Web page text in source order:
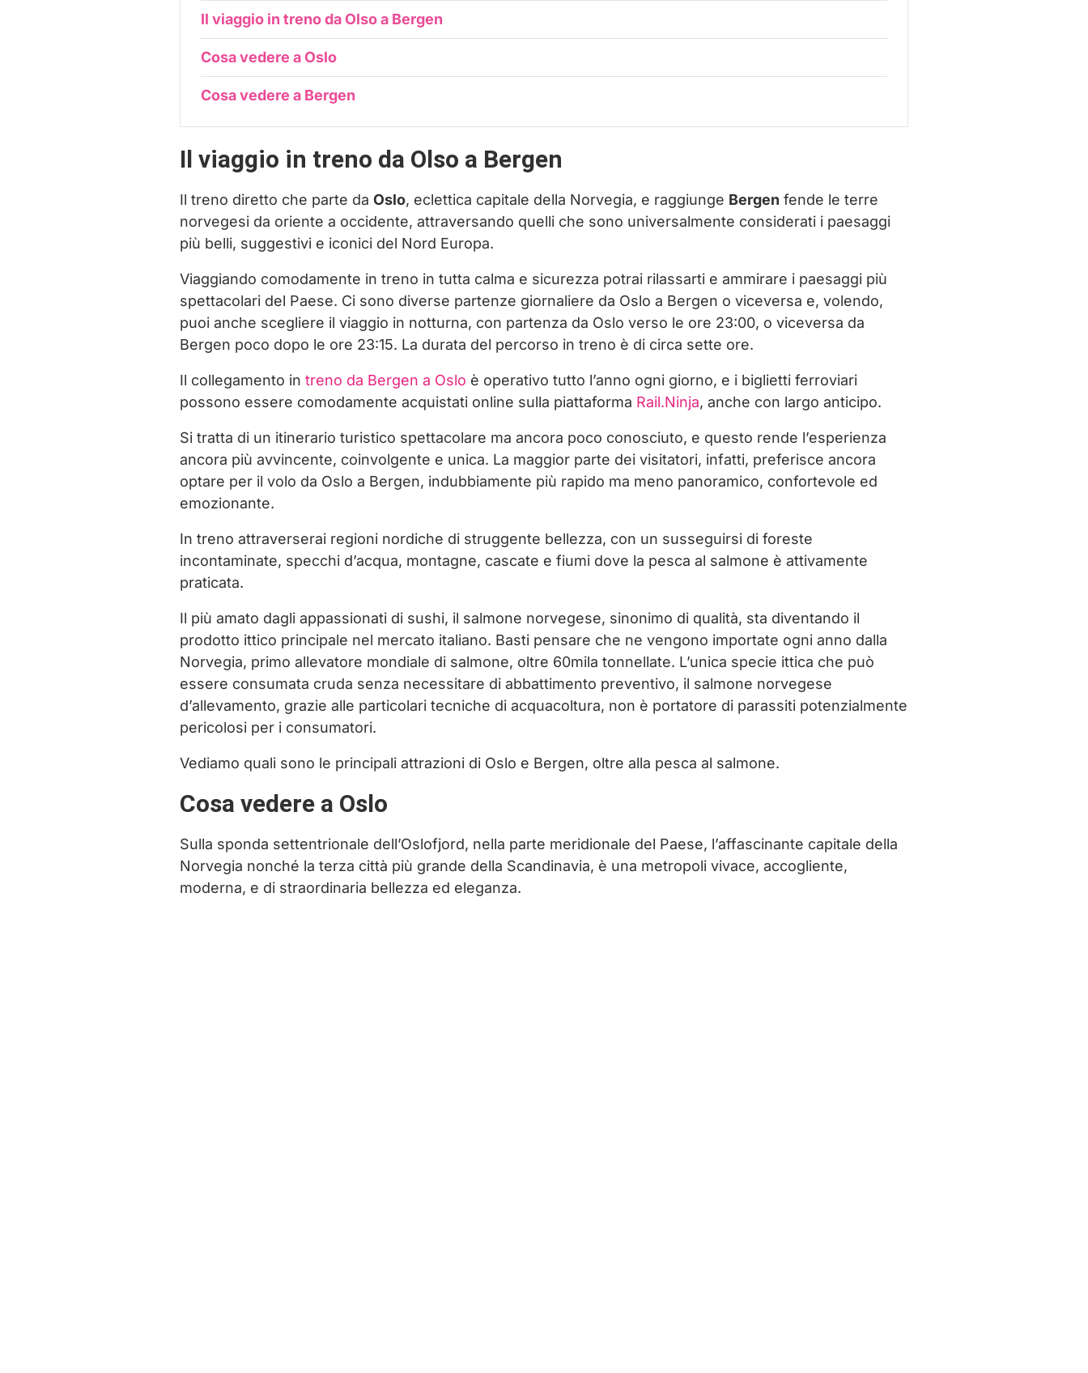
Il viaggio in treno da Olso a Bergen
Cosa vedere a Oslo
Cosa vedere a Bergen
Il viaggio in treno da Olso a Bergen
Il treno diretto che parte da Oslo, eclettica capitale della Norvegia, e raggiunge Bergen fende le terre
norvegesi da oriente a occidente, attraversando quelli che sono universalmente considerati i paesaggi
più belli, suggestivi e iconici del Nord Europa.
Viaggiando comodamente in treno in tutta calma e sicurezza potrai rilassarti e ammirare i paesaggi più
spettacolari del Paese. Ci sono diverse partenze giornaliere da Oslo a Bergen o viceversa e, volendo,
puoi anche scegliere il viaggio in notturna, con partenza da Oslo verso le ore 23:00, o viceversa da
Bergen poco dopo le ore 23:15. La durata del percorso in treno è di circa sette ore.
Il collegamento in treno da Bergen a Oslo è operativo tutto l’anno ogni giorno, e i biglietti ferroviari
possono essere comodamente acquistati online sulla piattaforma Rail.Ninja, anche con largo anticipo.
Si tratta di un itinerario turistico spettacolare ma ancora poco conosciuto, e questo rende l’esperienza
ancora più avvincente, coinvolgente e unica. La maggior parte dei visitatori, infatti, preferisce ancora
optare per il volo da Oslo a Bergen, indubbiamente più rapido ma meno panoramico, confortevole ed
emozionante.
In treno attraverserai regioni nordiche di struggente bellezza, con un susseguirsi di foreste
incontaminate, specchi d’acqua, montagne, cascate e fiumi dove la pesca al salmone è attivamente
praticata.
Il più amato dagli appassionati di sushi, il salmone norvegese, sinonimo di qualità, sta diventando il
prodotto ittico principale nel mercato italiano. Basti pensare che ne vengono importate ogni anno dalla
Norvegia, primo allevatore mondiale di salmone, oltre 60mila tonnellate. L’unica specie ittica che può
essere consumata cruda senza necessitare di abbattimento preventivo, il salmone norvegese
d’allevamento, grazie alle particolari tecniche di acquacoltura, non è portatore di parassiti potenzialmente
pericolosi per i consumatori.
Vediamo quali sono le principali attrazioni di Oslo e Bergen, oltre alla pesca al salmone.
Cosa vedere a Oslo
Sulla sponda settentrionale dell’Oslofjord, nella parte meridionale del Paese, l’affascinante capitale della
Norvegia nonché la terza città più grande della Scandinavia, è una metropoli vivace, accogliente,
moderna, e di straordinaria bellezza ed eleganza.